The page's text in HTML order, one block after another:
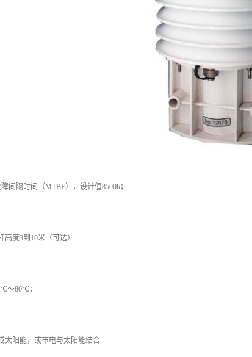
间隔时间（MTBF），设计值8500h；
度3到10米（可选）
～80℃；
太阳能，或市电与太阳能结合